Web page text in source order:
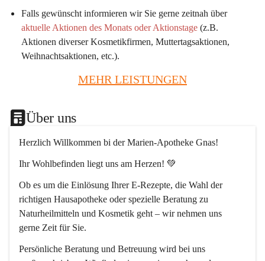
Falls gewünscht informieren wir Sie gerne zeitnah über
aktuelle Aktionen des Monats oder Aktionstage (z.B.
Aktionen diverser Kosmetikfirmen, Muttertagsaktionen,
Weihnachtsaktionen, etc.).
MEHR LEISTUNGEN
Über uns
Herzlich Willkommen bi der Marien-Apotheke Gnas!
Ihr Wohlbefinden liegt uns am Herzen! 💚
Ob es um die Einlösung Ihrer E-Rezepte, die Wahl der
richtigen Hausapotheke oder spezielle Beratung zu
Naturheilmitteln und Kosmetik geht – wir nehmen uns
gerne Zeit für Sie.
Persönliche Beratung und Betreuung wird bei uns